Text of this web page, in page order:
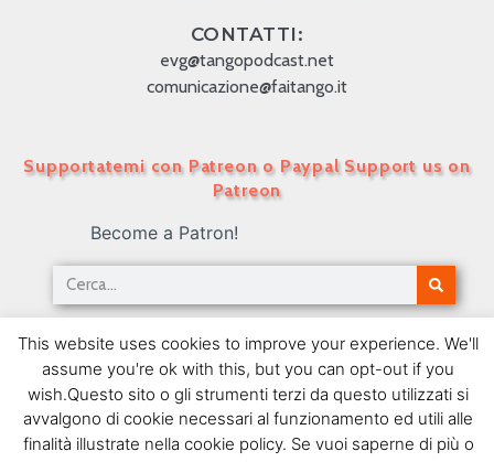
CONTATTI:
evg@tangopodcast.net
comunicazione@faitango.it
Supportatemi con Patreon o Paypal Support us on
Patreon
Become a Patron!
Tango Podcast in Italiano – Numero 484 – Il
tango e le istituzioni a inizio ‘900 IV
02/03/2020
SEGUIMI SU FACEBOOK
This website uses cookies to improve your experience. We'll
assume you're ok with this, but you can opt-out if you
wish.Questo sito o gli strumenti terzi da questo utilizzati si
avvalgono di cookie necessari al funzionamento ed utili alle
finalità illustrate nella cookie policy. Se vuoi saperne di più o